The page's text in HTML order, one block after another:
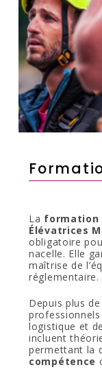
La formation
Élévatrices
obligatoire
nacelle. Elle
maîtrise de
réglementaire.
Depuis plus
professionnels
logistique et
incluent
permettant la
compétence